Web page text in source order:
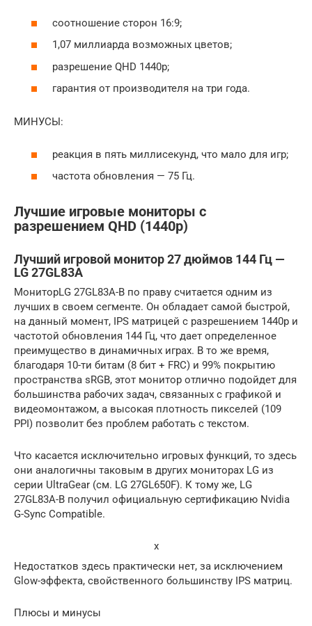
соотношение сторон 16:9;
1,07 миллиарда возможных цветов;
разрешение QHD 1440p;
гарантия от производителя на три года.
МИНУСЫ:
реакция в пять миллисекунд, что мало для игр;
частота обновления — 75 Гц.
Лучшие игровые мониторы c
разрешением QHD (1440p)
Лучший игровой монитор 27 дюймов 144 Гц —
LG 27GL83A
МониторLG 27GL83A-B по праву считается одним из
лучших в своем сегменте. Он обладает самой быстрой,
на данный момент, IPS матрицей с разрешением 1440p и
частотой обновления 144 Гц, что дает определенное
преимущество в динамичных играх. В то же время,
благодаря 10-ти битам (8 бит + FRC) и 99% покрытию
пространства sRGB, этот монитор отлично подойдет для
большинства рабочих задач, связанных с графикой и
видеомонтажом, а высокая плотность пикселей (109
PPI) позволит без проблем работать с текстом.
Что касается исключительно игровых функций, то здесь
они аналогичны таковым в других мониторах LG из
серии UltraGear (см. LG 27GL650F). К тому же, LG
27GL83A-B получил официальную сертификацию Nvidia
G-Sync Compatible.
x
Недостатков здесь практически нет, за исключением
Glow-эффекта, свойственного большинству IPS матриц.
Плюсы и минусы